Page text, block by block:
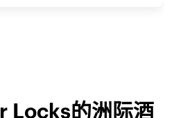
Locks的洲际酒